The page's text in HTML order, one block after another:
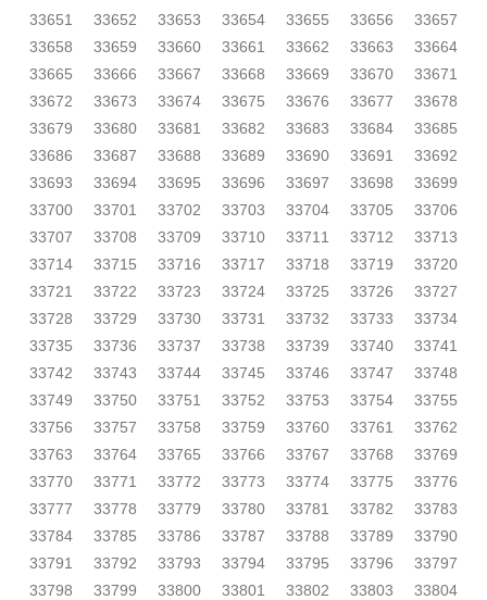
33651
33652 33653 33654 33655 33656
33657
33658
33659 33660 33661 33662 33663
33664
33665
33666 33667 33668 33669 33670
33671
33672
33673 33674 33675 33676 33677
33678
33679
33680 33681 33682 33683 33684
33685
33686
33687 33688 33689 33690 33691
33692
33693
33694 33695 33696 33697 33698
33699
33700
33701 33702 33703 33704 33705
33706
33707
33708 33709 33710 33711 33712
33713
33714
33715 33716 33717 33718 33719
33720
33721
33722 33723 33724 33725 33726
33727
33728
33729 33730 33731 33732 33733
33734
33735
33736 33737 33738 33739 33740
33741
33742
33743 33744 33745 33746 33747
33748
33749
33750 33751 33752 33753 33754
33755
33756
33757 33758 33759 33760 33761
33762
33763
33764 33765 33766 33767 33768
33769
33770
33771 33772 33773 33774 33775
33776
33777
33778 33779 33780 33781 33782
33783
33784
33785 33786 33787 33788 33789
33790
33791
33792 33793 33794 33795 33796
33797
33798
33799 33800 33801 33802 33803
33804